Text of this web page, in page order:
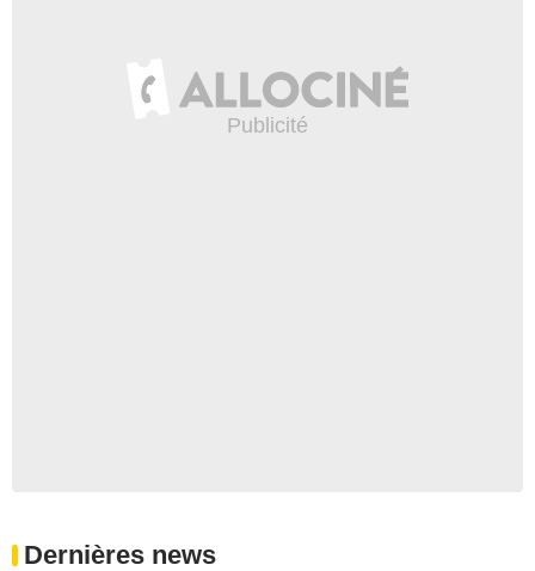
Dernières news